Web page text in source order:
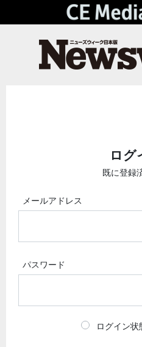
ログ
既に登録
メールアドレス
パスワード
ログイン状